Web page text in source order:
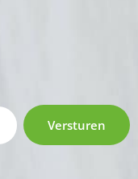
Versturen